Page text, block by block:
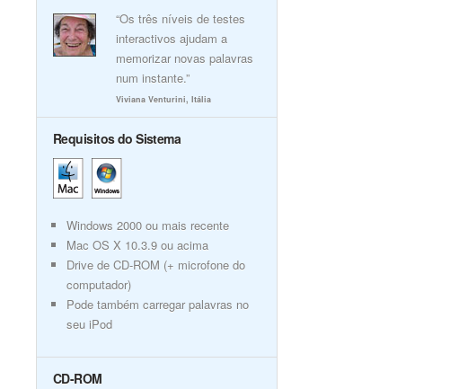
“Os três níveis de testes
interactivos ajudam a
memorizar novas palavras
num instante.”
Viviana Venturini, Itália
Requisitos do Sistema
Windows 2000 ou mais recente
Mac OS X 10.3.9 ou acima
Drive de CD-ROM (+ microfone do
computador)
Pode também carregar palavras no
seu iPod
CD-ROM